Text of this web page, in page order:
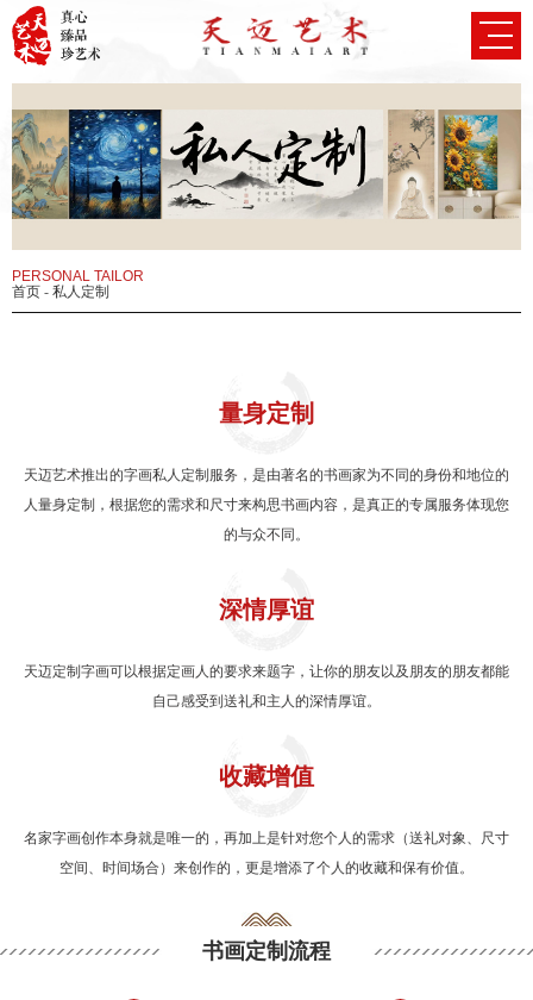
PERSONAL TAILOR
首页 - 私人定制
量身定制
天迈艺术推出的字画私人定制服务，是由著名的书画家为不同的身份和地位的
人量身定制，根据您的需求和尺寸来构思书画内容，是真正的专属服务体现您
的与众不同。
深情厚谊
天迈定制字画可以根据定画人的要求来题字，让你的朋友以及朋友的朋友都能
自己感受到送礼和主人的深情厚谊。
收藏增值
名家字画创作本身就是唯一的，再加上是针对您个人的需求（送礼对象、尺寸
空间、时间场合）来创作的，更是增添了个人的收藏和保有价值。
书画定制流程